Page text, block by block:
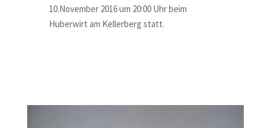
10.November 2016 um 20:00 Uhr beim
Huberwirt am Kellerberg statt.